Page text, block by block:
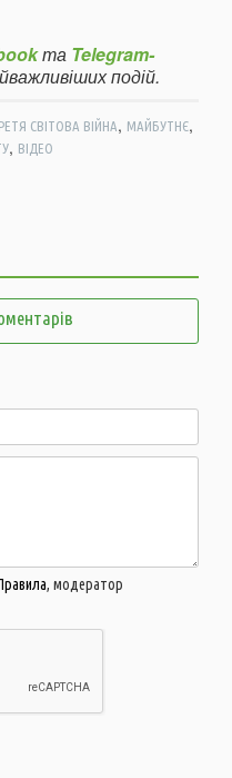
та Telegram-
подій.
СВІТОВА ВІЙНА, МАЙБУТНЄ,
, ВІДЕО
, модератор